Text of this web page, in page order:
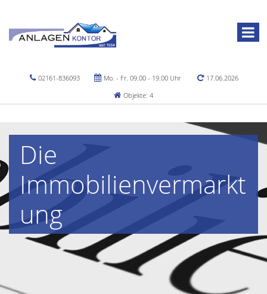
02161-836093 Mo. - Fr. 09.00 - 19.00 Uhr
17.06.2026
Objekte: 4
Die
Immobilienvermarkt
ung